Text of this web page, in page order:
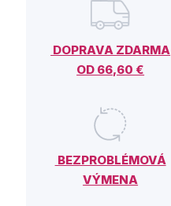
DOPRAVA ZDARMA
OD 66,60 €
BEZPROBLÉMOVÁ
VÝMENA